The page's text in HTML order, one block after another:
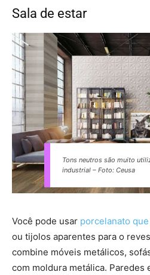
Sala de estar
Tons neutros são muito
industrial – Foto: Ceusa
Você pode usar porcelanato
ou tijolos aparentes para o
combine móveis metálicos,
com moldura metálica. Paredes